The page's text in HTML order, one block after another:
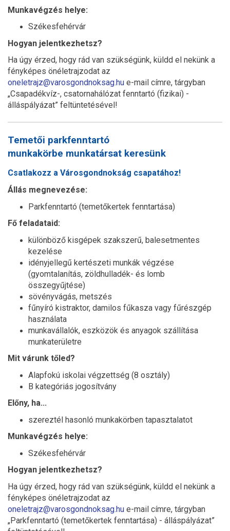
Munkavégzés helye:
Székesfehérvár
Hogyan jelentkezhetsz?
Ha úgy érzed, hogy rád van szükségünk, küldd el nekünk a
fényképes önéletrajzodat az
oneletrajz@varosgondnoksag.hu e-mail címre, tárgyban
„Csapadékvíz-, csatornahálózat fenntartó (fizikai) -
álláspályázat” feltüntetésével!
Temetői parkfenntartó
munkakörbe munkatársat keresünk
Csatlakozz a Városgondnokság csapatához!
Állás megnevezése:
Parkfenntartó (temetőkertek fenntartása)
Fő feladataid:
különböző kisgépek szakszerű, balesetmentes
kezelése
idényjellegű kertészeti munkák végzése
(gyomtalanítás, zöldhulladék- és lomb
összegyűjtése)
sövényvágás, metszés
fűnyíró kistraktor, damilos fűkasza vagy fűrészgép
használata
munkavállalók, eszközök és anyagok szállítása
munkaterületre
Mit várunk tőled?
Alapfokú iskolai végzettség (8 osztály)
B kategóriás jogosítvány
Előny, ha...
szereztél hasonló munkakörben tapasztalatot
Munkavégzés helye:
Székesfehérvár
Hogyan jelentkezhetsz?
Ha úgy érzed, hogy rád van szükségünk, küldd el nekünk a
fényképes önéletrajzodat az
oneletrajz@varosgondnoksag.hu e-mail címre, tárgyban
„Parkfenntartó (temetőkertek fenntartása) - álláspályázat”